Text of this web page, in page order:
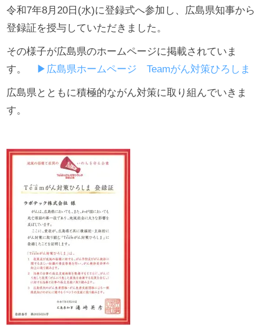
令和7年8月20日(水)に登録式へ参加し、広島県知事から
登録証を授与していただきました。
その様子が広島県のホームページに掲載されていま
す。
▶広島県ホームページ Teamがん対策ひろしま
広島県とともに積極的ながん対策に取り組んでいきま
す。